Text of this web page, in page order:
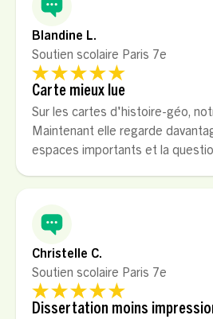
Blandine L.
Soutien scolaire Paris 7e
Carte mieux lue
Sur les cartes d'histoire-géo,
Maintenant elle regarde
espaces importants et la
Christelle C.
Soutien scolaire Paris 7e
Dissertation moins